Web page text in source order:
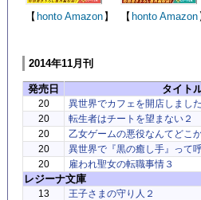
【honto Amazon】 【honto Amazon
2014年11月刊
発売日 タイト
20 異世界でカフェを開店しまし
20
転生者はチートを望まない２
20
乙女ゲームの悪役なんてどこ
20
異世界で『黒の癒し手』って
20
雇われ聖女の転職事情３
レジーナ文庫
13 王子さまの守り人２